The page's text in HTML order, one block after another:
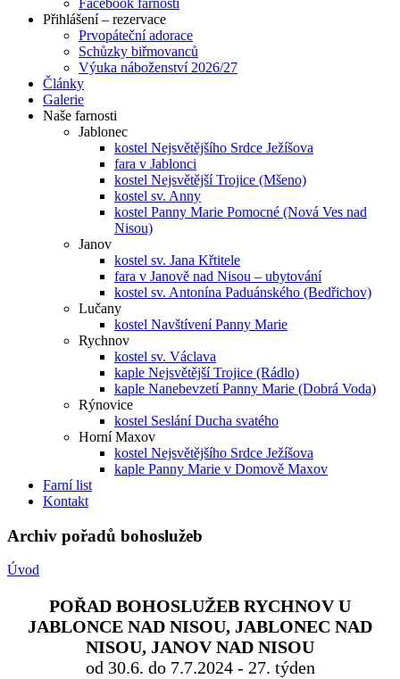
Facebook farnosti
Přihlášení – rezervace
Prvopáteční adorace
Schůzky biřmovanců
Výuka náboženství 2026/27
Články
Galerie
Naše farnosti
Jablonec
kostel Nejsvětějšího Srdce Ježíšova
fara v Jablonci
kostel Nejsvětější Trojice (Mšeno)
kostel sv. Anny
kostel Panny Marie Pomocné (Nová Ves nad
Nisou)
Janov
kostel sv. Jana Křtitele
fara v Janově nad Nisou – ubytování
kostel sv. Antonína Paduánského (Bedřichov)
Lučany
kostel Navštívení Panny Marie
Rychnov
kostel sv. Václava
kaple Nejsvětější Trojice (Rádlo)
kaple Nanebevzetí Panny Marie (Dobrá Voda)
Rýnovice
kostel Seslání Ducha svatého
Horní Maxov
kostel Nejsvětějšího Srdce Ježíšova
kaple Panny Marie v Domově Maxov
Farní list
Kontakt
Archiv pořadů bohoslužeb
Úvod
POŘAD BOHOSLUŽEB RYCHNOV U
JABLONCE NAD NISOU, JABLONEC NAD
NISOU, JANOV NAD NISOU
od 30.6. do 7.7.2024 - 27. týden